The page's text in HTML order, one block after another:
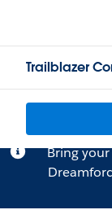
Trailblazer
Bring